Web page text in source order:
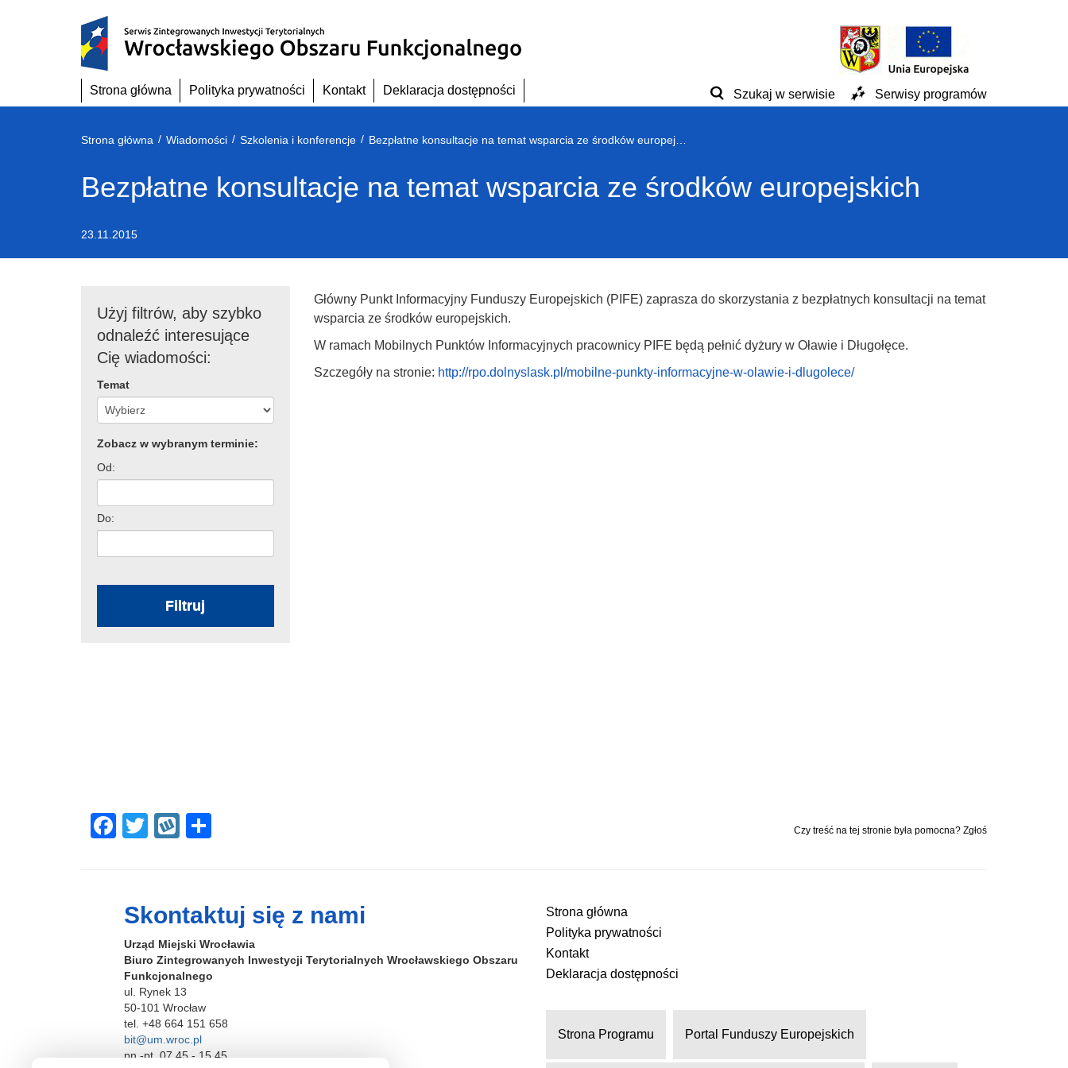
Strona główna Polityka prywatności Kontakt Deklaracja dostępności Szukaj w serwisie Serwisy programów
Strona główna / Wiadomości / Szkolenia i konferencje /
Bezpłatne konsultacje na temat wsparcia ze środków europejskich
23.11.2015
Użyj filtrów, aby szybko
odnaleźć interesujące
Cię wiadomości:
Temat
Zobacz w wybranym terminie:
Od:
Do:
Filtruj
Główny Punkt Informacyjny Funduszy Europejskich (PIFE) zaprasza do skorzystania z bezpłatnych konsultacji na temat
wsparcia ze środków europejskich.
W ramach Mobilnych Punktów Informacyjnych pracownicy PIFE będą pełnić dyżury w Oławie i Długołęce.
Szczegóły na stronie: http://rpo.dolnyslask.pl/mobilne-punkty-informacyjne-w-olawie-i-dlugolece/
F
e
b
o
o
k
T
W
p
e
Czy treść na tej stronie była pomocna? Zgłoś
Skontaktuj się z nami
Urząd Miejski Wrocławia
Biuro Zintegrowanych Inwestycji Terytorialnych Wrocławskiego Obszaru
Funkcjonalnego
ul. Rynek 13
50-101 Wrocław
tel. +48 664 151 658
bit@um.wroc.pl
pn.-pt. 07.45 - 15.45
Strona główna
Polityka prywatności
Kontakt
Deklaracja dostępności
Strona Programu Portal Funduszy Europejskich